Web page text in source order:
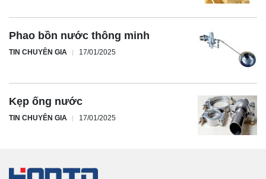
Phao bồn nước thông minh
TIN CHUYÊN GIA 17/01/2025
Kẹp ống nước
TIN CHUYÊN GIA 17/01/2025